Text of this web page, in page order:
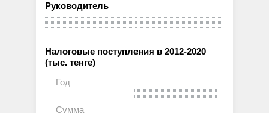
Руководитель
Налоговые поступления в 2012-2020
(тыс. тенге)